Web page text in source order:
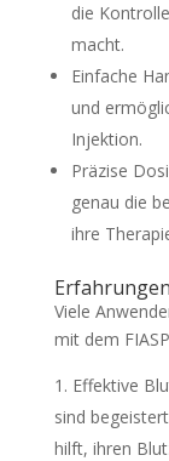
die
macht.
Einfache
und
Injektion.
Präzise
genau die
ihre
Viele
mit dem
Effektive
sind
hilft, ihren